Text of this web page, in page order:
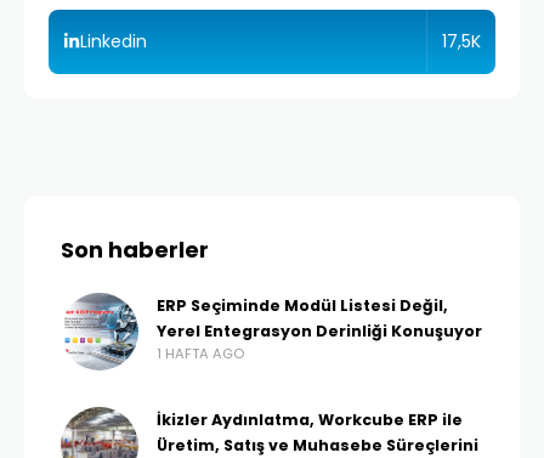
Linkedin 17,5K
Son haberler
ERP Seçiminde Modül Listesi Değil,
Yerel Entegrasyon Derinliği Konuşuyor
1 HAFTA AGO
İkizler Aydınlatma, Workcube ERP ile
Üretim, Satış ve Muhasebe Süreçlerini